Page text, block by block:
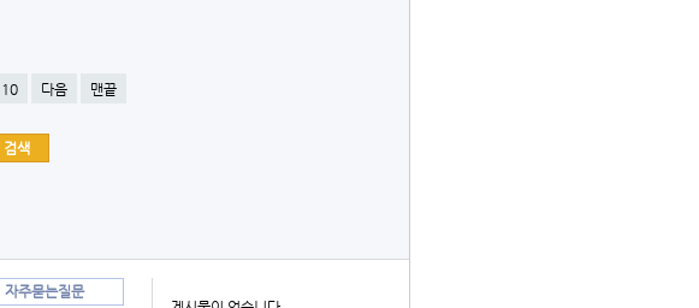
10 다음 맨끝
자주묻는질문